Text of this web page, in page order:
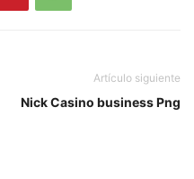
Artículo siguiente
Nick Casino business Png